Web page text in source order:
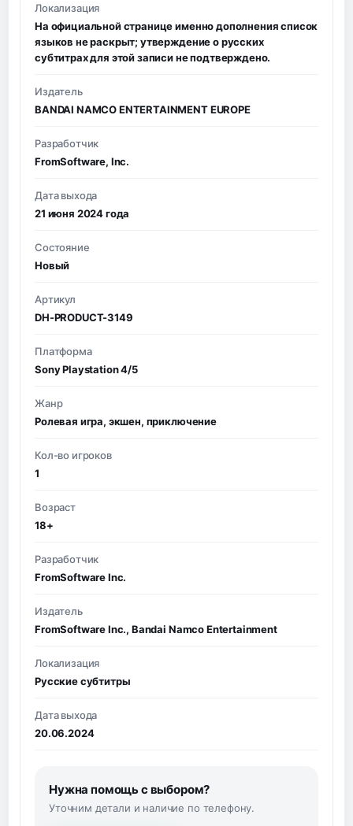
Локализация
На официальной странице именно дополнения список
языков не раскрыт; утверждение о русских
субтитрах для этой записи не подтверждено.
Издатель
BANDAI NAMCO ENTERTAINMENT EUROPE
Разработчик
FromSoftware, Inc.
Дата выхода
21 июня 2024 года
Состояние
Новый
Артикул
DH-PRODUCT-3149
Платформа
Sony Playstation 4/5
Жанр
Ролевая игра, экшен, приключение
Кол-во игроков
1
Возраст
18+
Разработчик
FromSoftware Inc.
Издатель
FromSoftware Inc., Bandai Namco Entertainment
Локализация
Русские субтитры
Дата выхода
20.06.2024
Нужна помощь с выбором?
Уточним детали и наличие по телефону.